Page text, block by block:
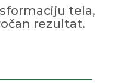
tela,
rezultat.